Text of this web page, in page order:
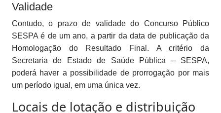
Validade
Contudo, o prazo de validade do Concurso Público
SESPA é de um ano, a partir da data de publicação da
Homologação do Resultado Final. A critério da
Secretaria de Estado de Saúde Pública – SESPA,
poderá haver a possibilidade de prorrogação por mais
um período igual, em uma única vez.
Locais de lotação e distribuição